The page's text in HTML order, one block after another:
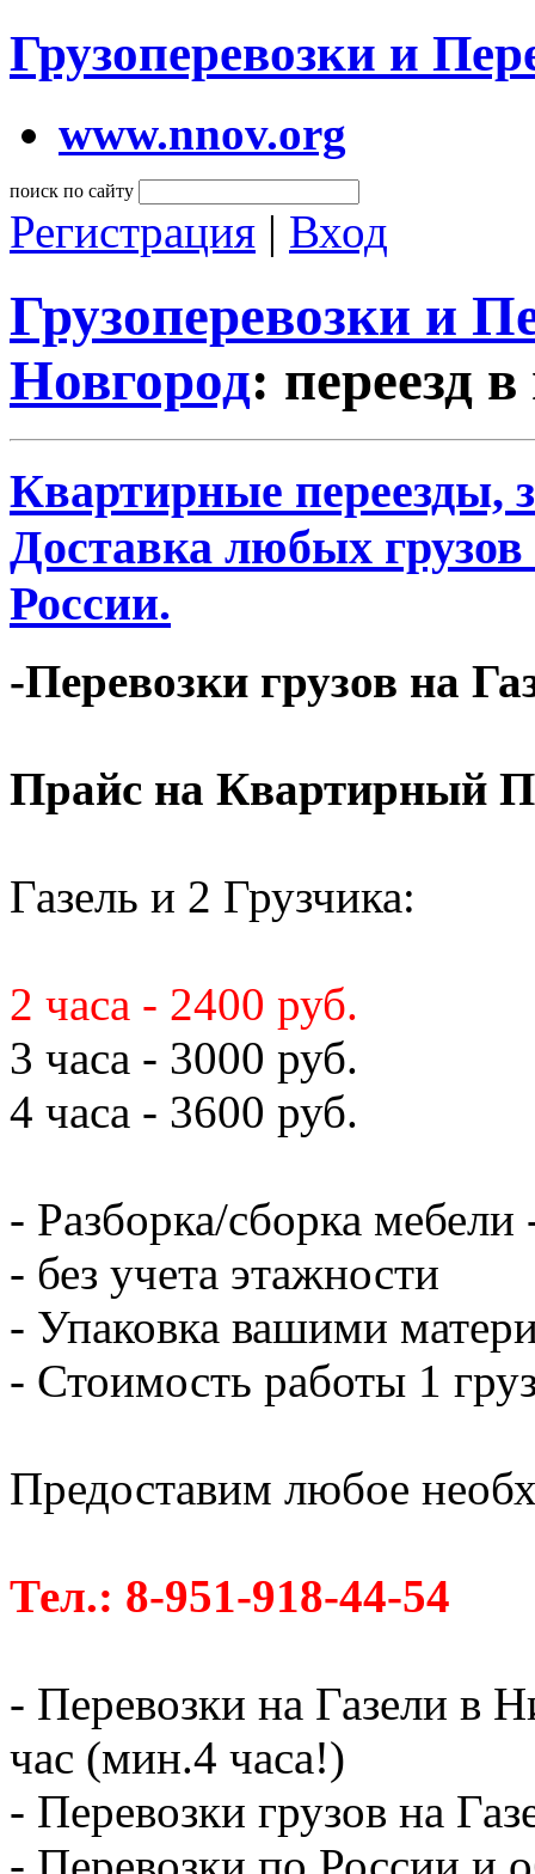
Грузоперевозки и
www.nnov.org
поиск по сайту
Регистрация | Вход
Грузоперевозки и
Новгород: переезд
Квартирные переезды,
Доставка любых
России.
-Перевозки грузов на
Прайс на Квартирный
Газель и 2 Грузчика:
2 часа - 2400 руб.
3 часа - 3000 руб.
4 часа - 3600 руб.
- Разборка/сборка мебели
- без учета этажности
- Упаковка вашими
- Стоимость работы 1
Предоставим любое
Тел.: 8-951-918-44-54
- Перевозки на Газели в
час (мин.4 часа!)
- Перевозки грузов на